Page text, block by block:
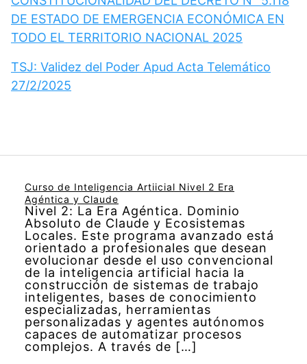
DE ESTADO DE EMERGENCIA ECONÓMICA EN
TODO EL TERRITORIO NACIONAL 2025
TSJ: Validez del Poder Apud Acta Telemático
27/2/2025
Curso de Inteligencia Artiicial Nivel 2 Era
Agéntica y Claude
Nivel 2: La Era Agéntica. Dominio
Absoluto de Claude y Ecosistemas
Locales. Este programa avanzado está
orientado a profesionales que desean
evolucionar desde el uso convencional
de la inteligencia artificial hacia la
construcción de sistemas de trabajo
inteligentes, bases de conocimiento
especializadas, herramientas
personalizadas y agentes autónomos
capaces de automatizar procesos
complejos. A través de […]